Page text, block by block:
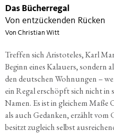
Das Bücherregal
Von entzückenden Rücken
Von Christian Witt
Tref­fen sich Aris­to­te­les, Karl
Beginn eines Kalau­ers, son­dern
den deut­schen Woh­nun­gen –
ein Regal erschöpft sich nicht
Namen. Es ist in glei­chem
als auch Gedan­ken, erzählt
besitzt zugleich selbst